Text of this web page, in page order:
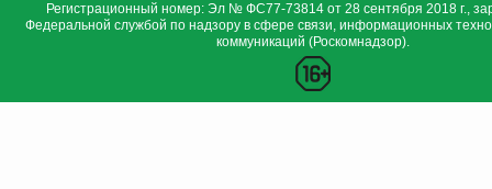
Регистрационный номер: Эл № ФС77-73814 от 28 сентября 2018 г.,
Федеральной службой по надзору в сфере связи, информационных
коммуникаций (Роскомнадзор).